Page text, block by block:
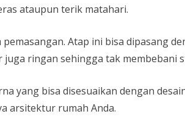
ataupun terik matahari.
Atap ini bisa dipasang
ringan sehingga tak membebani
yang bisa disesuaikan dengan
arsitektur rumah Anda.